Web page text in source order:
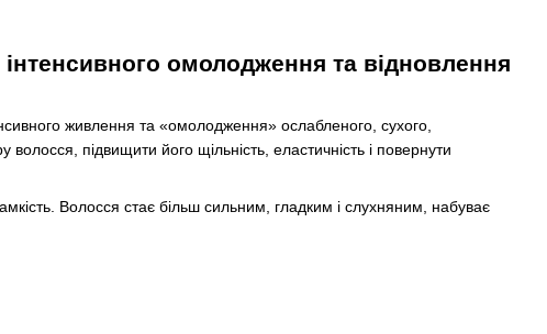
омолодження та відновлення
живлення та «омолодження» ослабленого, сухого,
підвищити його щільність, еластичність і повернути
Волосся стає більш сильним, гладким і слухняним, набуває